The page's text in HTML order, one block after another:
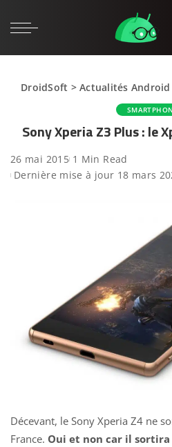
DroidSoft >Actualités Android
Sony Xperia Z3 Plus : le
26 mai 2015 1 Min Read
Dernière mise à jour 18 mars
Décevant, le Sony Xperia Z4 ne
France. Oui et non car il sortira